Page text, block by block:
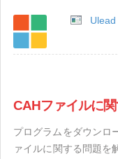
CAHファイルに
プログラムをダウンロ
ァイルに関する問題を